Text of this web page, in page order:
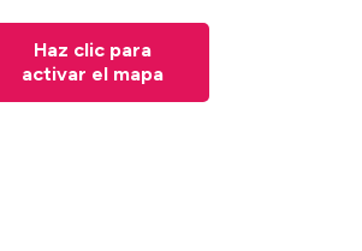
Haz clic para
activar el mapa